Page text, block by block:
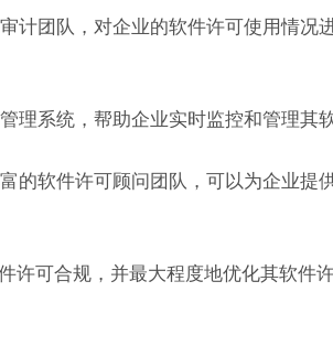
计团队，对企业的软件许可使用情
理系统，帮助企业实时监控和管理其
的软件许可顾问团队，可以为企业
许可合规，并最大程度地优化其软件